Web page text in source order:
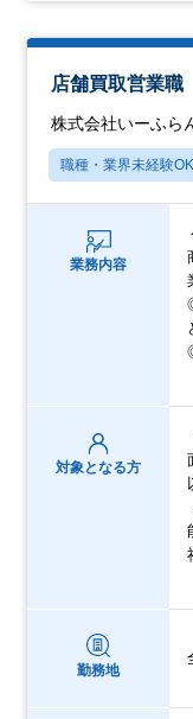
店舗買取営業職
株式会社いーふら
職種・業界未経験OK
業務内容
対象となる方
勤務地